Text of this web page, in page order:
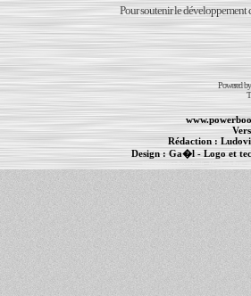
Pour soutenir le développement
Powered
Rédaction :
Design : Ga�l- Logo et